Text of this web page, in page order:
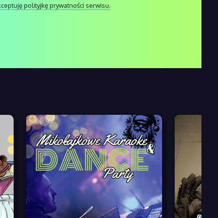
polityjkę prywatności serwisu.